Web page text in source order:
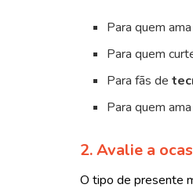
Para quem ama
Para quem
Para fãs de
Para quem ama
2. Avalie a
O tipo de presente